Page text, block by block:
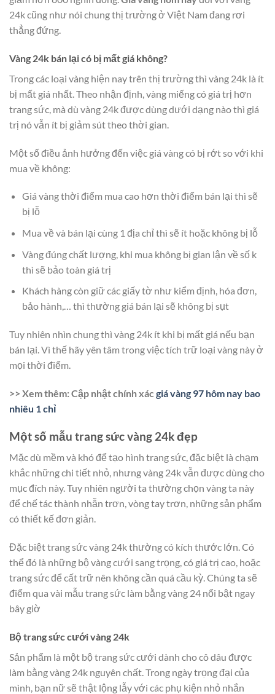
24k cũng như nói chung thị trường ở Việt Nam đang rơi
thẳng đứng.
Vàng 24k bán lại có bị mất giá không?
Trong các loại vàng hiện nay trên thị trường thì vàng 24k là ít
bị mất giá nhất. Theo nhận định, vàng miếng có giá trị hơn
trang sức, mà dù vàng 24k được dùng dưới dạng nào thì giá
trị nó vẫn ít bị giảm sút theo thời gian.
Một số điều ảnh hưởng đến việc giá vàng có bị rớt so với khi
mua về không:
Giá vàng thời điểm mua cao hơn thời điểm bán lại thì sẽ
bị lỗ
Mua về và bán lại cùng 1 địa chỉ thì sẽ ít hoặc không bị lỗ
Vàng đúng chất lượng, khi mua không bị gian lận về số k
thì sẽ bảo toàn giá trị
Khách hàng còn giữ các giấy tờ như kiểm định, hóa đơn,
bảo hành,… thì thường giá bán lại sẽ không bị sụt
Tuy nhiên nhìn chung thì vàng 24k ít khi bị mất giá nếu bạn
bán lại. Vì thế hãy yên tâm trong việc tích trữ loại vàng này ở
mọi thời điểm.
>> Xem thêm: Cập nhật chính xác giá vàng 97 hôm nay bao
nhiêu 1 chỉ
Một số mẫu trang sức vàng 24k đẹp
Mặc dù mềm và khó để tạo hình trang sức, đặc biệt là chạm
khắc những chi tiết nhỏ, nhưng vàng 24k vẫn được dùng cho
mục đích này. Tuy nhiên người ta thường chọn vàng ta này
để chế tác thành nhẫn trơn, vòng tay trơn, những sản phẩm
có thiết kế đơn giản.
Đặc biệt trang sức vàng 24k thường có kích thước lớn. Có
thể đó là những bộ vàng cưới sang trọng, có giá trị cao, hoặc
trang sức để cất trữ nên không cần quá cầu kỳ. Chúng ta sẽ
điểm qua vài mẫu trang sức làm bằng vàng 24 nổi bật ngay
bây giờ
Bộ trang sức cưới vàng 24k
Sản phẩm là một bộ trang sức cưới dành cho cô dâu được
làm bằng vàng 24k nguyên chất. Trong ngày trọng đại của
mình, bạn nữ sẽ thật lộng lẫy với các phụ kiện nhỏ nhắn